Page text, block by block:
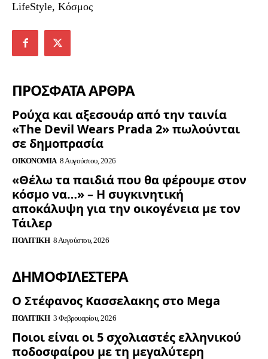
LifeStyle, Κόσμος
ΠΡΟΣΦΑΤΑ ΑΡΘΡΑ
Ρούχα και αξεσουάρ από την ταινία
«The Devil Wears Prada 2» πωλούνται
σε δημοπρασία
ΟΙΚΟΝΟΜΊΑ 8 Αυγούστου, 2026
«Θέλω τα παιδιά που θα φέρουμε στον
κόσμο να…» – Η συγκινητική
αποκάλυψη για την οικογένεια με τον
Τάιλερ
ΠΟΛΙΤΙΚΉ 8 Αυγούστου, 2026
ΔΗΜΟΦΙΛΈΣΤΕΡΑ
Ο Στέφανος Κασσελακης στο Mega
ΠΟΛΙΤΙΚΉ 3 Φεβρουαρίου, 2026
Ποιοι είναι οι 5 σχολιαστές ελληνικού
ποδοσφαίρου με τη μεγαλύτερη